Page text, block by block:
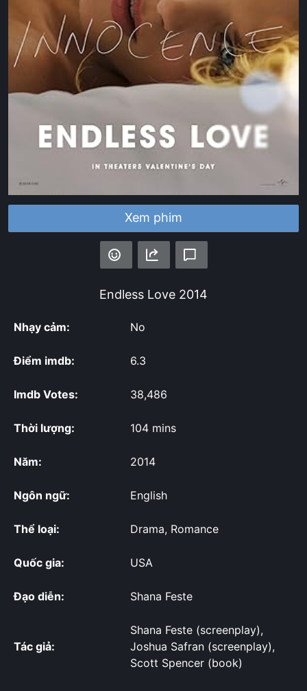
Xem phim
Endless Love 2014
Nhạy cảm: No
Điểm imdb: 6.3
Imdb Votes: 38,486
Thời lượng: 104 mins
Năm: 2014
Ngôn ngữ: English
Thể loại: Drama, Romance
Quốc gia: USA
Đạo diễn: Shana Feste
Tác giả:
Shana Feste (screenplay),
Joshua Safran (screenplay),
Scott Spencer (book)